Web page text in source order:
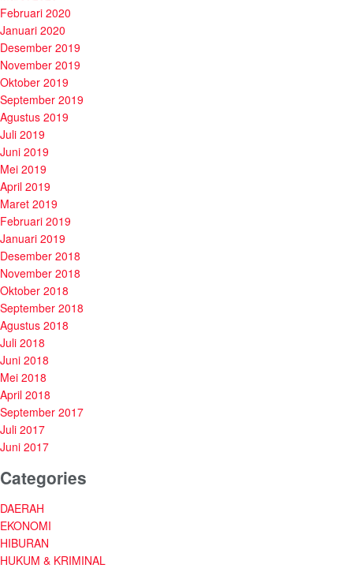
Februari 2020
Januari 2020
Desember 2019
November 2019
Oktober 2019
September 2019
Agustus 2019
Juli 2019
Juni 2019
Mei 2019
April 2019
Maret 2019
Februari 2019
Januari 2019
Desember 2018
November 2018
Oktober 2018
September 2018
Agustus 2018
Juli 2018
Juni 2018
Mei 2018
April 2018
September 2017
Juli 2017
Juni 2017
Categories
DAERAH
EKONOMI
HIBURAN
HUKUM & KRIMINAL